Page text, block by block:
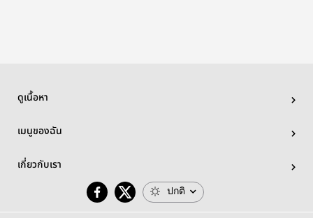
ดูเนื้อหา
เมนูของฉัน
เกี่ยวกับเรา
ปกติ